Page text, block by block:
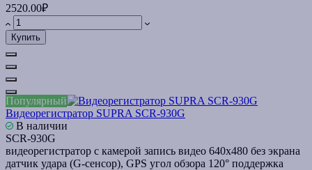
2520.00₽
Купить
Популярный
Видеорегистратор SUPRA SCR-930G
В наличии
SCR-930G
видеорегистратор с камерой запись видео 640x480 без экрана
датчик удара (G-сенсор), GPS угол обзора 120° поддержка